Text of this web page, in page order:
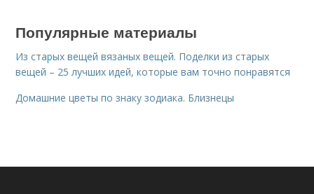
Популярные материалы
Из старых вещей вязаных вещей. Поделки из старых
вещей – 25 лучших идей, которые вам точно понравятся
Домашние цветы по знаку зодиака. Близнецы